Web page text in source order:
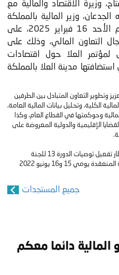
وزيرة الاقتصاد والمالية مع
وزير المالية بالمملكة
العربية السعودية، يوم الأحد 16 فبراير 2025، على
التعاون المالي، وذلك على
لمؤتمر العلا حول اقتصادات
استضافتها مدينة العلا بالمملكة
وتطوير التعاون المتبادل بين الطرفين
الكلية، وتحليل بيانات المالية العامة،
وحوكمتها في القطاع العام، وكذا
الإقليمية والدولية المعروضة على
وتندرج مذكرة التفاهم في إطار تفعيل توصيات الدورة 13 للجنة
المشتركة المغربية-السعودية المنعقدة يومي 15 و16 يونيو 2022
جميع المستجدات
المالية دائما معكم